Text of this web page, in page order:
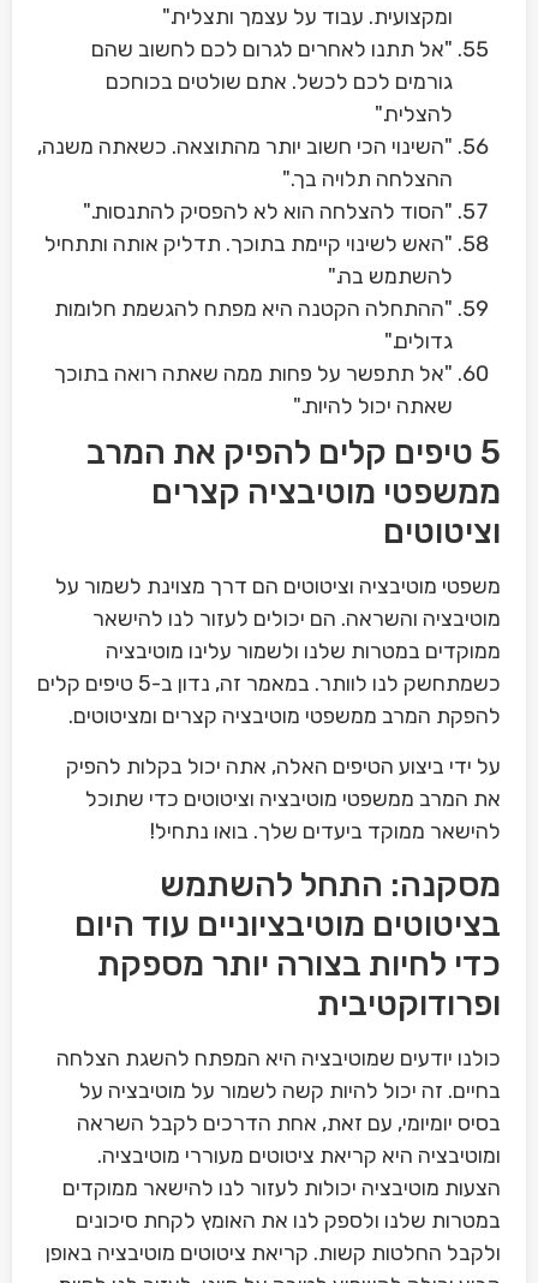
ומקצועית. עבוד על עצמך ותצליח."
"אל תתנו לאחרים לגרום לכם לחשוב שהם
גורמים לכם לכשל. אתם שולטים בכוחכם
להצליח."
"השינוי הכי חשוב יותר מהתוצאה. כשאתה משנה,
ההצלחה תלויה בך."
"הסוד להצלחה הוא לא להפסיק להתנסות."
"האש לשינוי קיימת בתוכך. תדליק אותה ותתחיל
להשתמש בה."
"ההתחלה הקטנה היא מפתח להגשמת חלומות
גדולים."
"אל תתפשר על פחות ממה שאתה רואה בתוכך
שאתה יכול להיות."
5 טיפים קלים להפיק את המרב
ממשפטי מוטיבציה קצרים
וציטוטים
משפטי מוטיבציה וציטוטים הם דרך מצוינת לשמור על
מוטיבציה והשראה. הם יכולים לעזור לנו להישאר
ממוקדים במטרות שלנו ולשמור עלינו מוטיבציה
כשמתחשק לנו לוותר. במאמר זה, נדון ב-5 טיפים קלים
להפקת המרב ממשפטי מוטיבציה קצרים ומציטוטים.
על ידי ביצוע הטיפים האלה, אתה יכול בקלות להפיק
את המרב ממשפטי מוטיבציה וציטוטים כדי שתוכל
להישאר ממוקד ביעדים שלך. בואו נתחיל!
מסקנה: התחל להשתמש
בציטוטים מוטיבציוניים עוד היום
כדי לחיות בצורה יותר מספקת
ופרודוקטיבית
כולנו יודעים שמוטיבציה היא המפתח להשגת הצלחה
בחיים. זה יכול להיות קשה לשמור על מוטיבציה על
בסיס יומיומי, עם זאת, אחת הדרכים לקבל השראה
ומוטיבציה היא קריאת ציטוטים מעוררי מוטיבציה.
הצעות מוטיבציה יכולות לעזור לנו להישאר ממוקדים
במטרות שלנו ולספק לנו את האומץ לקחת סיכונים
ולקבל החלטות קשות. קריאת ציטוטים מוטיבציה באופן